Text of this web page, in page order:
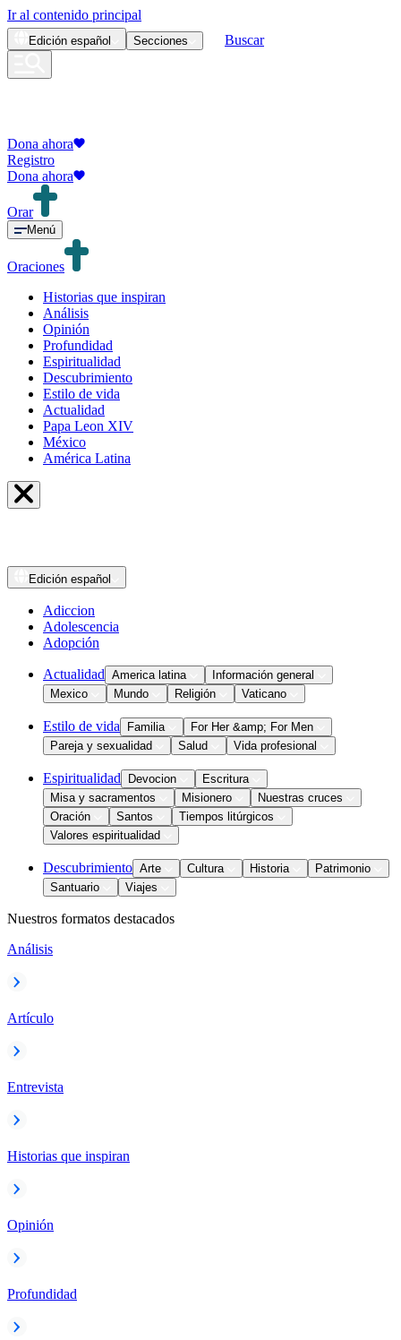
Ir al contenido principal
Edición español Secciones Buscar
Dona ahora
Registro
Dona ahora
Orar
Menú
Oraciones
Historias que inspiran
Análisis
Opinión
Profundidad
Espiritualidad
Descubrimiento
Estilo de vida
Actualidad
Papa Leon XIV
México
América Latina
Edición español
Adiccion
Adolescencia
Adopción
Actualidad America latina
Información general
Mexico
Mundo Religión Vaticano
Estilo de vida Familia
For Her &amp; For Men
Pareja y sexualidad
Salud Vida profesional
Espiritualidad Devocion
Escritura
Misa y sacramentos
Misionero
Nuestras cruces
Oración
Santos
Tiempos litúrgicos
Valores espiritualidad
Descubrimiento Arte Cultura Historia
Patrimonio
Santuario
Viajes
Nuestros formatos destacados
Análisis
Artículo
Entrevista
Historias que inspiran
Opinión
Profundidad